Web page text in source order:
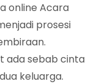
online Acara
prosesi
ada sebab cinta
keluarga.